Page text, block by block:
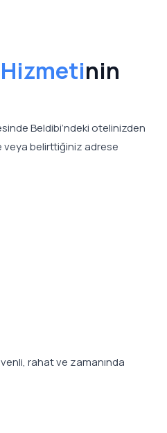
nin
Beldibi’ndeki otelinizden
veya belirttiğiniz adrese
rahat ve zamanında